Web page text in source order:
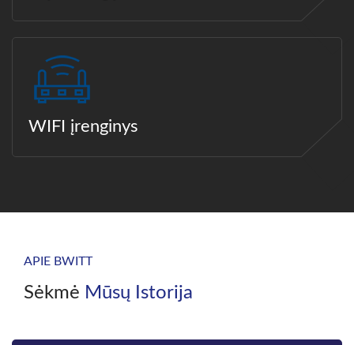
WIFI įrenginys
APIE BWITT
Sėkmė Mūsų Istorija